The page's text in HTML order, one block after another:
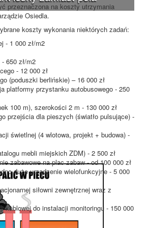
przeznaczona na koszty utrzymania
Osiedla.
koszty wykonania niektórych zadań:
- 1 000 zł/m2
650 zł/m2
- 12 000 zł
(poduszki berlińskie) – 16 000 zł
platformy przystanku autobusowego - 250
100 m), szerokości 2 m - 130 000 zł
przejścia dla pieszych (światło pulsujące) -
świetlnej (4 wlotowa, projekt + budowa) -
mebli miejskich ZDM) - 2 500 zł
zabawowe na plac zabaw - od 100 000 zł
duże urządzenie wielofunkcyjne - 5 000
siłowni zewnętrznej wraz z
kablowej do instalacji monitoringu - 150 000